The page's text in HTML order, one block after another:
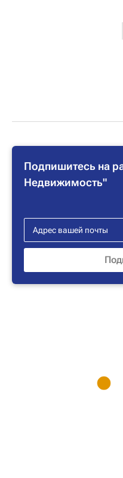
Подпишитесь на
Недвижимость"